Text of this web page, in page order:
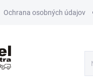
Ochrana osobných údajov